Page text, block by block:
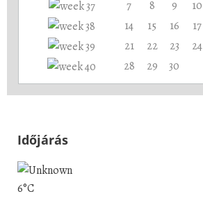
7
8 9 10
14
15 16 17
21
22 23 24
28
29 30
Időjárás
6°C